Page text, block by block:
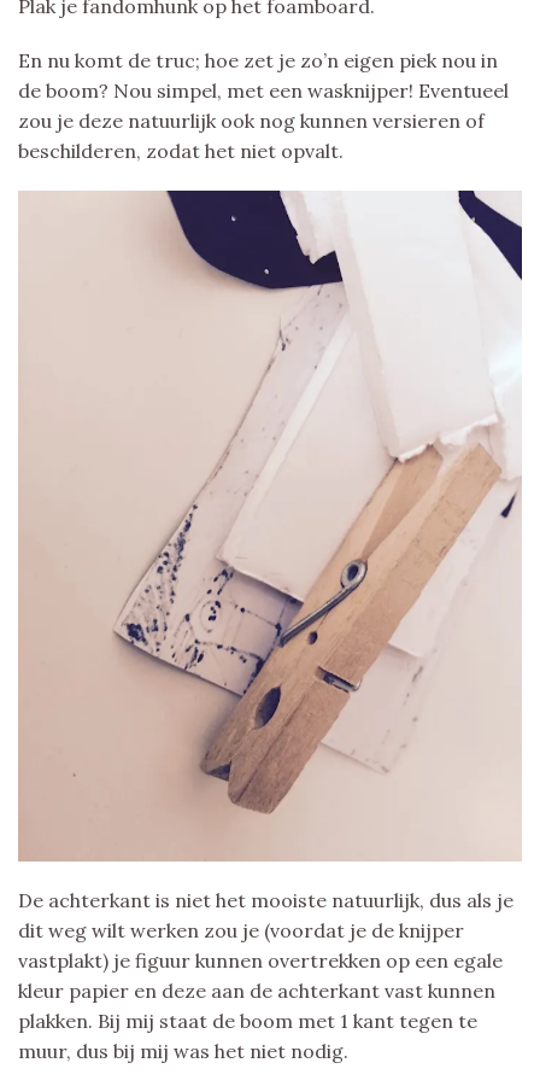
Plak je fandomhunk op het foamboard.
En nu komt de truc; hoe zet je zo’n eigen piek nou in
de boom? Nou simpel, met een wasknijper! Eventueel
zou je deze natuurlijk ook nog kunnen versieren of
beschilderen, zodat het niet opvalt.
De achterkant is niet het mooiste natuurlijk, dus als je
dit weg wilt werken zou je (voordat je de knijper
vastplakt) je figuur kunnen overtrekken op een egale
kleur papier en deze aan de achterkant vast kunnen
plakken. Bij mij staat de boom met 1 kant tegen te
muur, dus bij mij was het niet nodig.